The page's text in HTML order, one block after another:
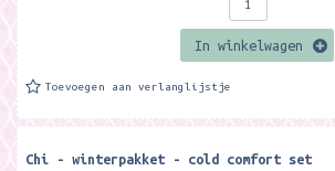
In winkelwagen
Toevoegen aan verlanglijstje
Chi - winterpakket - cold comfort set